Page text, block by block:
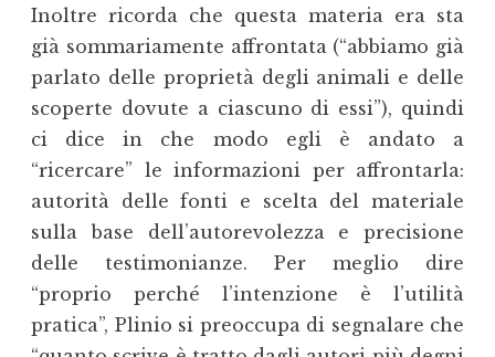
Inoltre ricorda che questa materia era sta
già sommariamente affrontata (“abbiamo già
parlato delle proprietà degli animali e delle
scoperte dovute a ciascuno di essi”), quindi
ci dice in che modo egli è andato a
“ricercare” le informazioni per affrontarla:
autorità delle fonti e scelta del materiale
sulla base dell’autorevolezza e precisione
delle testimonianze. Per meglio dire
“proprio perché l’intenzione è l’utilità
pratica”, Plinio si preoccupa di segnalare che